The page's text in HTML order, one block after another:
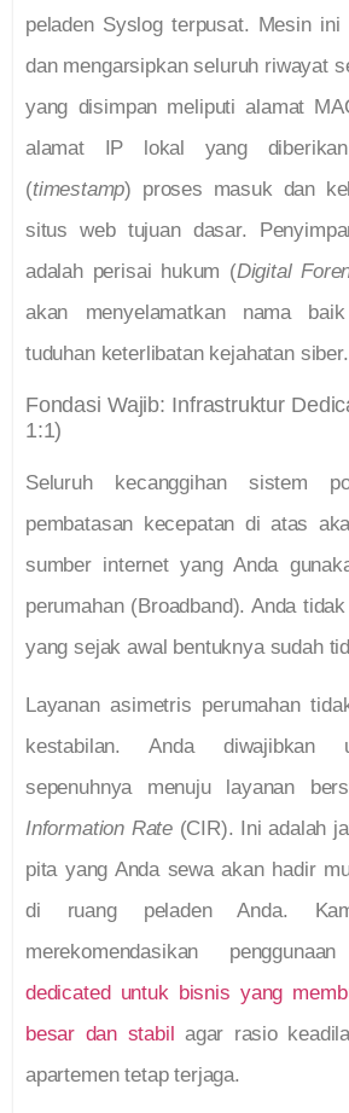
peladen Syslog terpusat. Mesin ini
dan mengarsipkan seluruh riwayat
yang disimpan meliputi alamat
alamat IP lokal yang
(timestamp) proses masuk dan
situs web tujuan dasar.
adalah perisai hukum (Digital
akan menyelamatkan nama
tuduhan keterlibatan kejahatan siber.
Fondasi Wajib: Infrastruktur
1:1)
Seluruh kecanggihan sistem
pembatasan kecepatan di atas
sumber internet yang Anda
perumahan (Broadband). Anda
yang sejak awal bentuknya sudah
Layanan asimetris perumahan
kestabilan. Anda diwajibkan
sepenuhnya menuju layanan
Information Rate (CIR). Ini adalah
pita yang Anda sewa akan hadir
di ruang peladen Anda.
merekomendasikan
dedicated untuk bisnis yang
besar dan stabil agar rasio
apartemen tetap terjaga.